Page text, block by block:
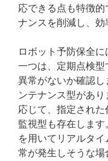
応できる点も特徴
ナンスを削減し、効
ロボット予防保全に
一つは、定期点検型
異常がないか確認
ンテナンス型があ
応じて、指定され
監視型も存在しま
を用いてリアルタ
常が発生しそうな